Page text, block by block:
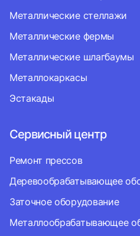
Металлические стеллажи
Металлические фермы
Металлические шлагбаумы
Металлокаркасы
Эстакады
Сервисный центр
Ремонт прессов
Деревообрабатывающее
Заточное оборудование
Металлообрабатывающее